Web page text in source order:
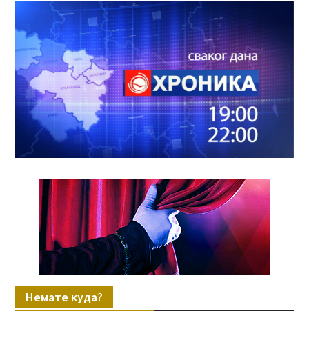
Немате куда?